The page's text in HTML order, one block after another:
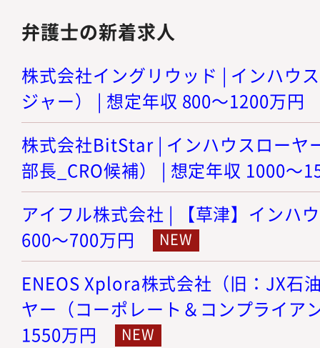
弁護士の新着求人
株式会社イングリウッド | インハウ
ジャー） | 想定年収 800～1200万円
株式会社BitStar | インハウスローヤ
部長_CRO候補） | 想定年収 1000～
アイフル株式会社 | 【草津】インハ
600～700万円
ENEOS Xplora株式会社（旧：JX石
ヤー（コーポレート＆コンプライア
1550万円